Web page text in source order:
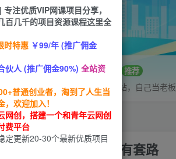
招募站长 推荐
搭建同款网站，自己当老板
实操，没有废话，没有套路
注优质VIP网课项目分享，
百几千的项目资源课程这里全
时特惠 ￥99/年 (推广佣金
伙人 (推广佣金90%) 全站资
普通创业者，淘到了人生当
，欢迎加入！
网创，搭建一个和青年云网创
费平台
定更新20-30个最新优质项目